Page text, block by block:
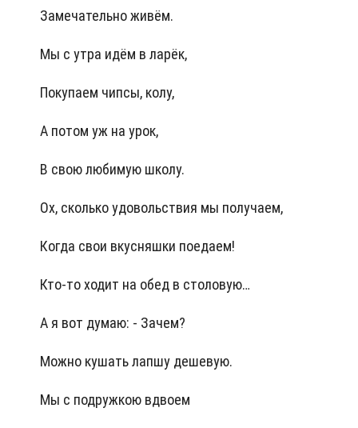
Замечательно живём.
Мы с утра идём в ларёк,
Покупаем чипсы, колу,
А потом уж на урок,
В свою любимую школу.
Ох, сколько удовольствия мы получаем,
Когда свои вкусняшки поедаем!
Кто-то ходит на обед в столовую…
А я вот думаю: - Зачем?
Можно кушать лапшу дешевую.
Мы с подружкою вдвоем